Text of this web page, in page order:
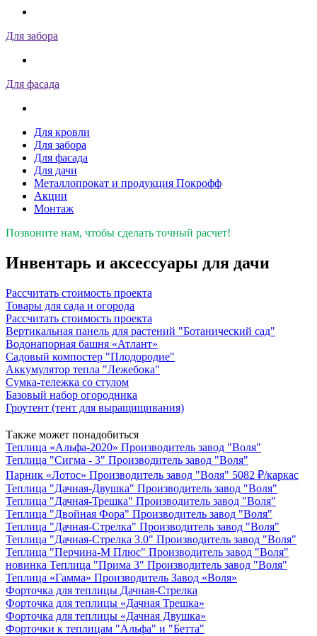
Для забора
Для фасада
Для кровли
Для забора
Для фасада
Для дачи
Металлопрокат и продукция Покрофф
Акции
Монтаж
Позвоните нам, чтобы сделать точный расчет!
Инвентарь и аксессуары для дачи
Рассчитать стоимость проекта
Товары для сада и огорода
Рассчитать стоимость проекта
Вертикальная панель для растений "Ботанический сад"
Водонапорная башня «Атлант»
Садовый компостер "Плодородие"
Аккумулятор тепла "Лежебока"
Сумка-тележка со стулом
Базовый набор огородника
Гроутент (тент для выращищивания)
Также может понадобиться
Теплица «Альфа-2020» Производитель завод "Воля"
Теплица "Сигма - 3" Производитель завод "Воля"
Парник «Лотос» Производитель завод "Воля" 5082 ₽/каркас
Теплица "Дачная-Двушка" Производитель завод "Воля"
Теплица "Дачная-Трешка" Производитель завод "Воля"
Теплица "Двойная Фора" Производитель завод "Воля"
Теплица "Дачная-Стрелка" Производитель завод "Воля"
Теплица "Дачная-Стрелка 3.0" Производитель завод "Воля"
Теплица "Перчина-М Плюс" Производитель завод "Воля"
новинка Теплица "Прима 3" Производитель завод "Воля"
Теплица «Гамма» Производитель Завод «Воля»
Форточка для теплицы Дачная-Стрелка
Форточка для теплицы «Дачная Трешка»
Форточка для теплицы «Дачная Двушка»
Форточки к теплицам "Альфа" и "Бетта"